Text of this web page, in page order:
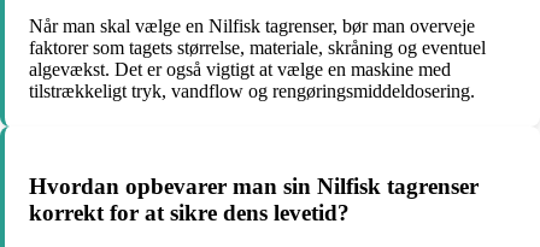
Når man skal vælge en Nilfisk tagrenser, bør man overveje
faktorer som tagets størrelse, materiale, skråning og eventuel
algevækst. Det er også vigtigt at vælge en maskine med
tilstrækkeligt tryk, vandflow og rengøringsmiddeldosering.
Hvordan opbevarer man sin Nilfisk tagrenser
korrekt for at sikre dens levetid?